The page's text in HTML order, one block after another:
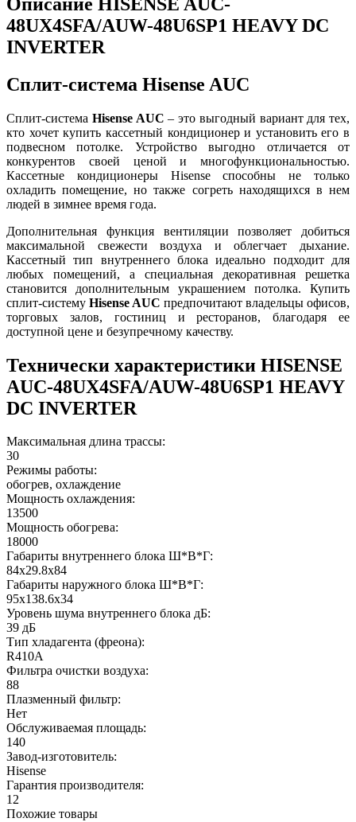
48UX4SFA/AUW-48U6SP1 HEAVY DC
INVERTER
Сплит-система Hisense AUC
Сплит-система Hisense AUC – это выгодный вариант для тех,
кто хочет купить кассетный кондиционер и установить его в
подвесном потолке. Устройство выгодно отличается от
конкурентов своей ценой и многофункциональностью.
Кассетные кондиционеры Hisense способны не только
охладить помещение, но также согреть находящихся в нем
людей в зимнее время года.
Дополнительная функция вентиляции позволяет добиться
максимальной свежести воздуха и облегчает дыхание.
Кассетный тип внутреннего блока идеально подходит для
любых помещений, а специальная декоративная решетка
становится дополнительным украшением потолка. Купить
сплит-систему Hisense AUC предпочитают владельцы офисов,
торговых залов, гостиниц и ресторанов, благодаря ее
доступной цене и безупречному качеству.
Технически характеристики HISENSE
AUC-48UX4SFA/AUW-48U6SP1 HEAVY
DC INVERTER
Максимальная длина трассы:
30
Режимы работы:
обогрев, охлаждение
Мощность охлаждения:
13500
Мощность обогрева:
18000
Габариты внутреннего блока Ш*В*Г:
84x29.8x84
Габариты наружного блока Ш*В*Г:
95х138.6х34
Уровень шума внутреннего блока дБ:
39 дБ
Тип хладагента (фреона):
R410A
Фильтра очистки воздуха:
88
Плазменный фильтр:
Нет
Обслуживаемая площадь:
140
Завод-изготовитель:
Hisense
Гарантия производителя:
12
Похожие товары